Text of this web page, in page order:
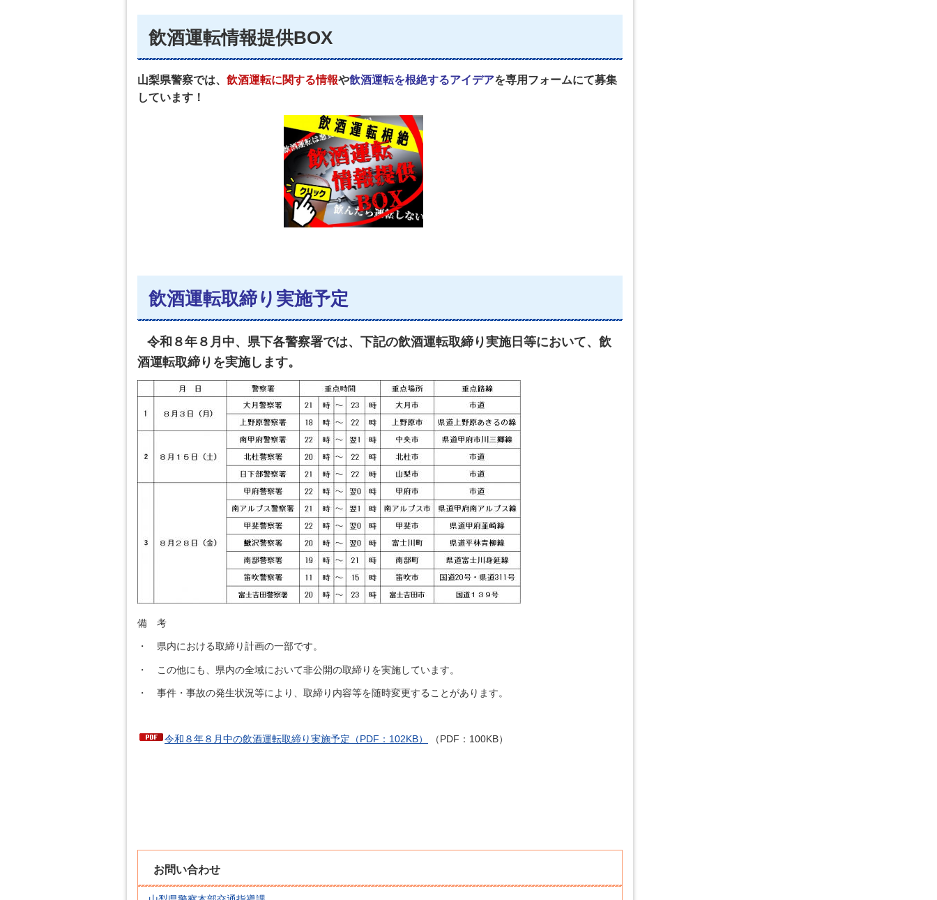
飲酒運転情報提供BOX
山梨県警察では、 飲酒運転に関する情報や飲酒運転を根絶するアイデアを専用フォームにて募集
しています！
飲酒運転取締り実施予定
令和８年８ 月中、県下各警察署では、下記の飲酒運転取締り実施日等において、飲
酒運転取締りを実施します。
備 考
・ 県内における取締り計画の一部です。
・ この他にも、県内の全域において非公開の取締りを実施しています。
・ 事件・事故の発生状況等により、取締り内容等を随時変更することがあります。
令和８年８月中の飲酒運転取締り実施予定（PDF：102KB） （PDF：100KB）
お問い合わせ